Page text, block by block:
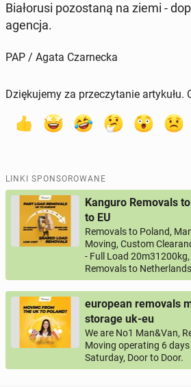
Bia­ło­ru­si po­zo­sta­ną na ziemi -
agencja.
PAP / Agata Czarnecka
Dziękujemy za przeczytanie artykułu.
LINKI SPONSOROWANE
Kanguro Removals
to EU
Removals to Poland,
Moving, Custom
- Full Load
Removals to Netherlands
european removals
storage uk-eu
We are No1 Man&Van,
Moving operating 6
Saturday, Door to Door.